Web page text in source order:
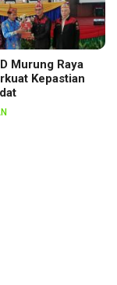
Murung Raya
Kepastian